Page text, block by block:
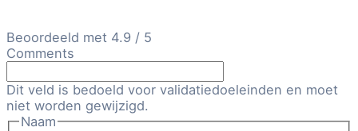
Beoordeeld met 4.9 / 5
Comments
Dit veld is bedoeld voor validatiedoeleinden en moet
niet worden gewijzigd.
Naam